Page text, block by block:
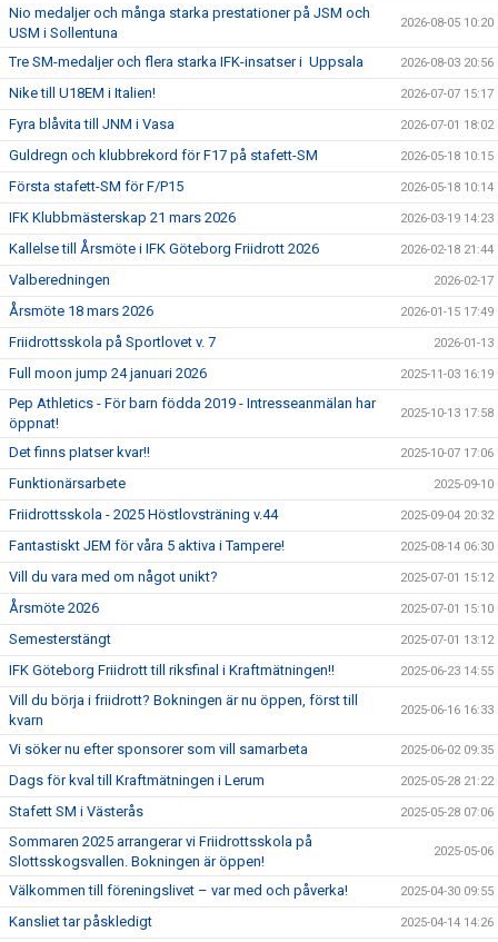
Nio medaljer och många starka prestationer på JSM och
USM i Sollentuna
2026-08-05 10:20
Tre SM-medaljer och flera starka IFK-insatser i Uppsala 2026-08-03 20:56
Nike till U18EM i Italien! 2026-07-07 15:17
Fyra blåvita till JNM i Vasa 2026-07-01 18:02
Guldregn och klubbrekord för F17 på stafett-SM 2026-05-18 10:15
Första stafett-SM för F/P15 2026-05-18 10:14
IFK Klubbmästerskap 21 mars 2026 2026-03-19 14:23
Kallelse till Årsmöte i IFK Göteborg Friidrott 2026 2026-02-18 21:44
Valberedningen 2026-02-17
Årsmöte 18 mars 2026 2026-01-15 17:49
Friidrottsskola på Sportlovet v. 7 2026-01-13
Full moon jump 24 januari 2026 2025-11-03 16:19
Pep Athletics - För barn födda 2019 - Intresseanmälan har
öppnat!
2025-10-13 17:58
Det finns pIatser kvar!! 2025-10-07 17:06
Funktionärsarbete 2025-09-10
Friidrottsskola - 2025 Höstlovsträning v.44 2025-09-04 20:32
Fantastiskt JEM för våra 5 aktiva i Tampere! 2025-08-14 06:30
Vill du vara med om något unikt? 2025-07-01 15:12
Årsmöte 2026 2025-07-01 15:10
Semesterstängt 2025-07-01 13:12
IFK Göteborg Friidrott till riksfinal i Kraftmätningen!! 2025-06-23 14:55
Vill du börja i friidrott? Bokningen är nu öppen, först till
kvarn
2025-06-16 16:33
Vi söker nu efter sponsorer som vill samarbeta 2025-06-02 09:35
Dags för kval till Kraftmätningen i Lerum 2025-05-28 21:22
Stafett SM i Västerås 2025-05-28 07:06
Sommaren 2025 arrangerar vi Friidrottsskola på
Slottsskogsvallen. Bokningen är öppen!
2025-05-06
Välkommen till föreningslivet – var med och påverka! 2025-04-30 09:55
Kansliet tar påskledigt 2025-04-14 14:26